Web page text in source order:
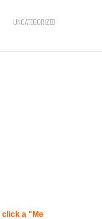
UNCATEGORIZED
click a "Me